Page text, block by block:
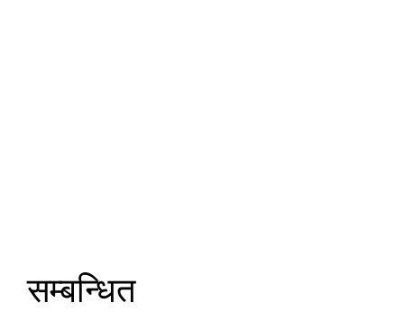
सम्बन्धित